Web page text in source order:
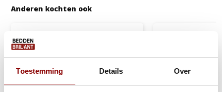
Toestemming Details Over
Anderen kochten ook